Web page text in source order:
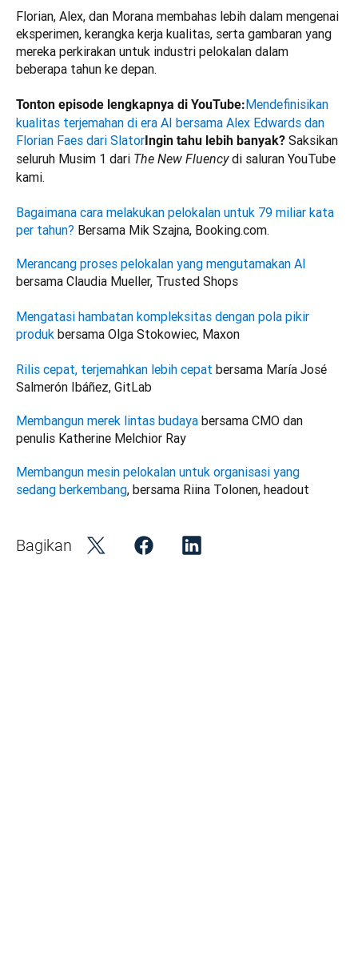
Florian, Alex, dan Morana membahas lebih dalam mengenai
eksperimen, kerangka kerja kualitas, serta gambaran yang
mereka perkirakan untuk industri pelokalan dalam
beberapa tahun ke depan.
Tonton episode lengkapnya di YouTube:Mendefinisikan
kualitas terjemahan di era AI bersama Alex Edwards dan
Florian Faes dari SlatorIngin tahu lebih banyak? Saksikan
seluruh Musim 1 dari The New Fluency di saluran YouTube
kami.
Bagaimana cara melakukan pelokalan untuk 79 miliar kata
per tahun? Bersama Mik Szajna, Booking.com.
Merancang proses pelokalan yang mengutamakan AI
Mengatasi hambatan kompleksitas dengan pola pikir
produk
Rilis cepat, terjemahkan lebih cepat bersama María José
Salmerón Ibáñez, GitLab
Membangun merek lintas budaya bersama CMO dan
penulis Katherine Melchior Ray
Membangun mesin pelokalan untuk organisasi yang
sedang berkembang, bersama Riina Tolonen, headout
Bagikan